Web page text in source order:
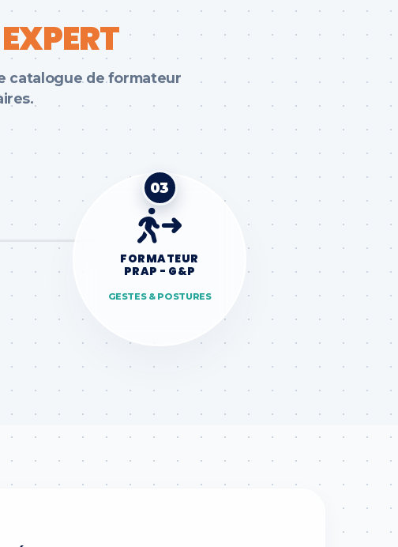
catalogue de formateur
03
FORMATEUR
PRAP - G&P
GESTES & POSTURES